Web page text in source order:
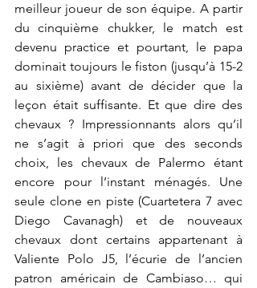
meilleur joueur de son équipe. A partir
du cinquième chukker, le match est
devenu practice et pourtant, le papa
dominait toujours le fiston (jusqu’à 15-2
au sixième) avant de décider que la
leçon était suffisante. Et que dire des
chevaux ? Impressionnants alors qu’il
ne s’agit à priori que des seconds
choix, les chevaux de Palermo étant
encore pour l’instant ménagés. Une
seule clone en piste (Cuartetera 7 avec
Diego Cavanagh) et de nouveaux
chevaux dont certains appartenant à
Valiente Polo J5, l’écurie de l’ancien
patron américain de Cambiaso… qui